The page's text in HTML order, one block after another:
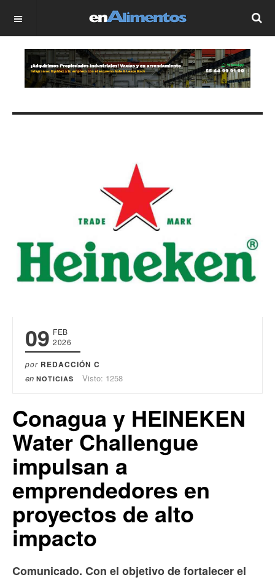
OFF CANVAS
09 FEB
2026
por REDACCIÓN C
en NOTICIAS Visto: 1258
Conagua y HEINEKEN
Water Challengue
impulsan a
emprendedores en
proyectos de alto
impacto
Comunicado. Con el objetivo de fortalecer el